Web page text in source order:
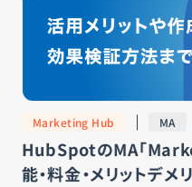
Marketing Hub MA
HubSpotのMA「
能・料金・メリットデ